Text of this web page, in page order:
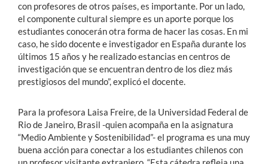
con profesores de otros países, es importante. Por un lado,
el componente cultural siempre es un aporte porque los
estudiantes conocerán otra forma de hacer las cosas. En mi
caso, he sido docente e investigador en España durante los
últimos 15 años y he realizado estancias en centros de
investigación que se encuentran dentro de los diez más
prestigiosos del mundo”, explicó el docente.
Para la profesora Laisa Freire, de la Universidad Federal de
Rio de Janeiro, Brasil -quien acompaña en la asignatura
“Medio Ambiente y Sostenibilidad”- el programa es una muy
buena acción para conectar a los estudiantes chilenos con